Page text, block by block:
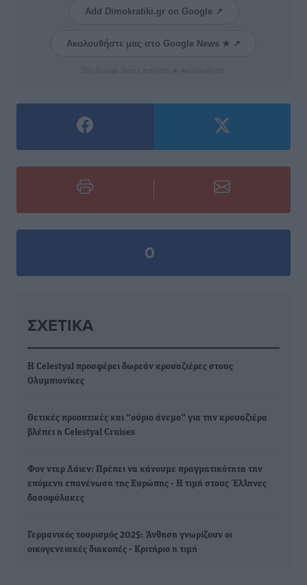
Add Dimokratiki.gr on Google ↗
Ακολουθήστε μας στο Google News ★ ↗
0
ΣΧΕΤΙΚΆ
Η Celestyal προσφέρει δωρεάν κρουαζιέρες στους
Ολυμπιονίκες
Θετικές προοπτικές και “ούριο άνεμο” για την κρουαζιέρα
βλέπει η Celestyal Cruises
Φον ντερ Λάιεν: Πρέπει να κάνουμε πραγματικότητα την
επόμενη επανένωση της Ευρώπης - Η τιμή στους Έλληνες
δασοφύλακες
Γερμανικός τουρισμός 2025: Άνθηση γνωρίζουν οι
οικογενειακές διακοπές - Κριτήριο η τιμή